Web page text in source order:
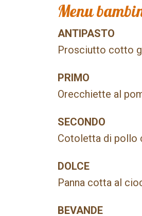
Menu
ANTIPASTO
Prosciutto cotto
PRIMO
Orecchiette al
SECONDO
Cotoletta di pollo
DOLCE
Panna cotta al
BEVANDE